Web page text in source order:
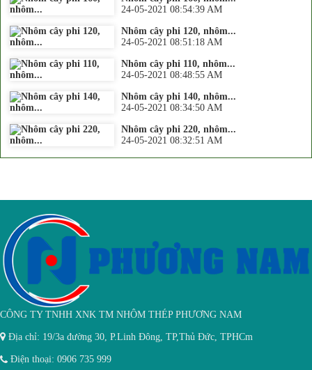
24-05-2021 08:54:39 AM
Nhôm cây phi 120, nhôm...
24-05-2021 08:51:18 AM
Nhôm cây phi 110, nhôm...
24-05-2021 08:48:55 AM
Nhôm cây phi 140, nhôm...
24-05-2021 08:34:50 AM
Nhôm cây phi 220, nhôm...
24-05-2021 08:32:51 AM
CÔNG TY TNHH XNK TM NHÔM THÉP PHƯƠNG NAM
Địa chỉ: 19/3a đường 30, P.Linh Đông, TP,Thủ Đức, TPHCm
Điện thoại: 0906 735 999